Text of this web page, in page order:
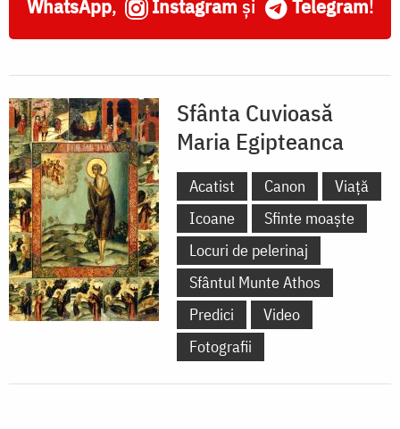
WhatsApp, Instagram și Telegram!
Sfânta Cuvioasă
Maria Egipteanca
Acatist Canon
Viață
Icoane
Sfinte moaște
Locuri de pelerinaj
Sfântul Munte Athos
Predici
Video
Fotografii